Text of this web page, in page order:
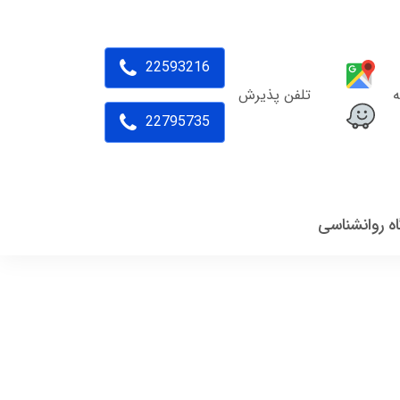
تلفن پذیرش
22593216
22795735
روانشناسی